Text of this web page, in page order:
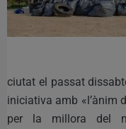
ciutat el passat
iniciativa amb «l’ànim
per la millora del